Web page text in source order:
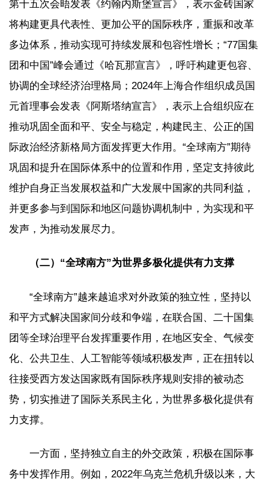
第十五次会晤发表《约翰内斯堡宣言》，表示金砖国家
将构建更具代表性、更加公平的国际秩序，重振和改革
多边体系，推动实现可持续发展和包容性增长；“77国集
团和中国”峰会通过《哈瓦那宣言》，呼吁构建更包容、
协调的全球经济治理格局；2024年上海合作组织成员国
元首理事会发表《阿斯塔纳宣言》，表示上合组织应在
推动巩固全面和平、安全与稳定，构建民主、公正的国
际政治经济新格局方面发挥更大作用。“全球南方”期待
巩固和提升在国际体系中的位置和作用，坚定支持彼此
维护自身正当发展权益和广大发展中国家的共同利益，
并更多参与到国际和地区问题协调机制中，为实现和平
发声，为推动发展尽力。
（二）“全球南方”为世界多极化提供有力支撑
“全球南方”越来越追求对外政策的独立性，坚持以
和平方式解决国家间分歧和争端，在联合国、二十国集
团等全球治理平台发挥重要作用，在地区安全、气候变
化、公共卫生、人工智能等领域积极发声，正在扭转以
往接受西方发达国家既有国际秩序规则安排的被动态
势，切实推进了国际关系民主化，为世界多极化提供有
力支撑。
一方面，坚持独立自主的外交政策，积极在国际事
务中发挥作用。例如，2022年乌克兰危机升级以来，大